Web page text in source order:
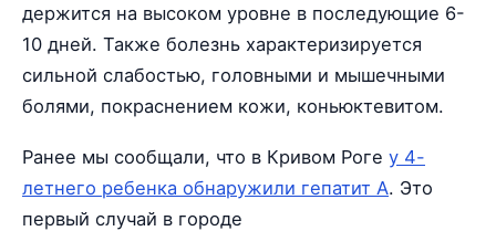
держится на высоком уровне в последующие 6-
10 дней. Также болезнь характеризируется
сильной слабостью, головными и мышечными
болями, покраснением кожи, коньюктевитом.
Ранее мы сообщали, что в Кривом Роге у 4-
летнего ребенка обнаружили гепатит А. Это
первый случай в городе